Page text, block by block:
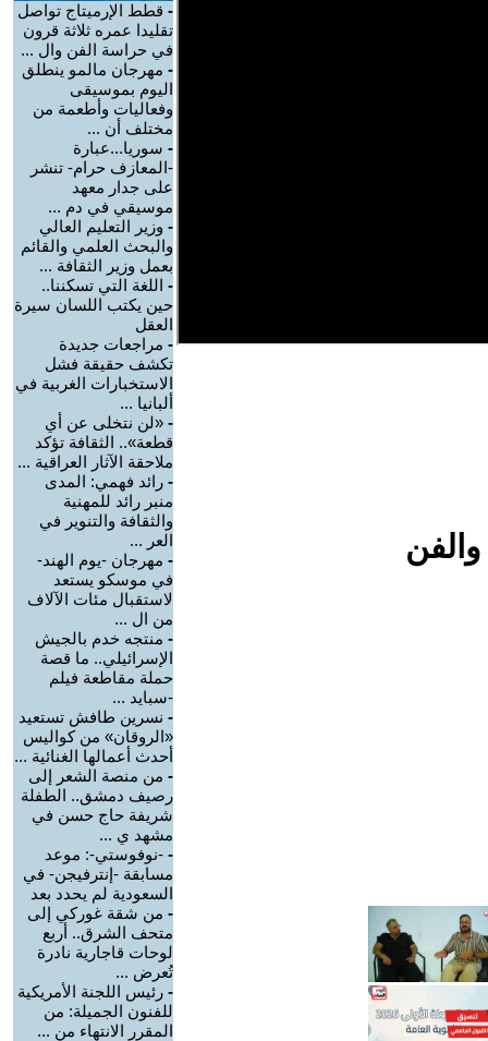
- قطط الإرميتاج تواصل
تقليدا عمره ثلاثة قرون
في حراسة الفن وال ...
- مهرجان مالمو ينطلق
اليوم بموسيقى
وفعاليات وأطعمة من
مختلف أن ...
- سوريا...عبارة
-المعازف حرام- تنشر
على جدار معهد
موسيقي في دم ...
- وزير التعليم العالي
والبحث العلمي والقائم
بعمل وزير الثقافة ...
- اللغة التي تسكننا..
حين يكتب اللسان سيرة
العقل
- مراجعات جديدة
تكشف حقيقة فشل
الاستخبارات الغربية في
ألبانيا ...
- «لن نتخلى عن أي
قطعة».. الثقافة تؤكد
ملاحقة الآثار العراقية ...
- رائد فهمي: المدى
منبر رائد للمهنية
والثقافة والتنوير في
العر ...
- مهرجان -يوم الهند-
في موسكو يستعد
لاستقبال مئات الآلاف
من ال ...
- منتجه خدم بالجيش
الإسرائيلي.. ما قصة
حملة مقاطعة فيلم
-سبايد ...
- نسرين طافش تستعيد
«الروقان» من كواليس
أحدث أعمالها الغنائية ...
- من منصة الشعر إلى
رصيف دمشق.. الطفلة
شريفة حاج حسن في
مشهد ي ...
- -نوفوستي-: موعد
مسابقة -إنترفيجن- في
السعودية لم يحدد بعد
- من شقة غوركي إلى
متحف الشرق.. أربع
لوحات قاجارية نادرة
تُعرض ...
- رئيس اللجنة الأمريكية
للفنون الجميلة: من
المقرر الانتهاء من ...